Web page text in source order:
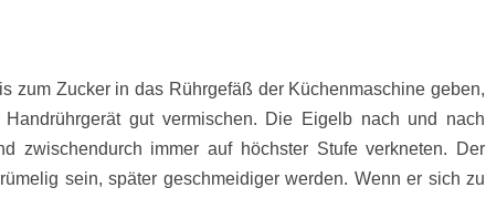
zum Zucker in das Rührgefäß der Küchenmaschine geben,
gut vermischen. Die Eigelb nach und nach
zwischendurch immer auf höchster Stufe verkneten. Der
sein, später geschmeidiger werden. Wenn er sich zu